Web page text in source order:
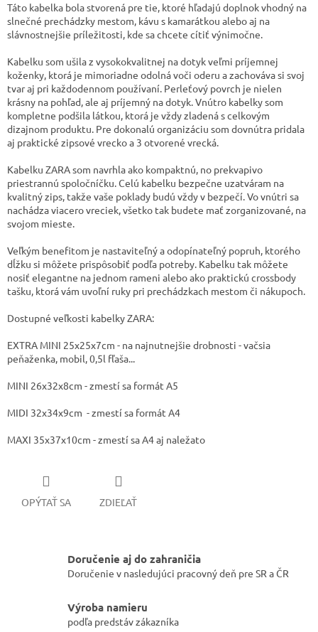
​Táto kabelka bola stvorená pre tie, ktoré hľadajú doplnok vhodný na
slnečné prechádzky mestom, kávu s kamarátkou alebo aj na
slávnostnejšie príležitosti, kde sa chcete cítiť výnimočne.
Kabelku som ušila z vysokokvalitnej na dotyk veľmi príjemnej
koženky, ktorá je mimoriadne odolná voči oderu a zachováva si svoj
tvar aj pri každodennom používaní. Perleťový povrch je nielen
krásny na pohľad, ale aj príjemný na dotyk. Vnútro kabelky som
kompletne podšila látkou, ktorá je vždy zladená s celkovým
dizajnom produktu. Pre dokonalú organizáciu som dovnútra pridala
aj praktické zipsové vrecko a 3 otvorené vrecká.
​Kabelku ZARA som navrhla ako kompaktnú, no prekvapivo
priestrannú spoločníčku. Celú kabelku bezpečne uzatváram na
kvalitný zips, takže vaše poklady budú vždy v bezpečí. Vo vnútri sa
nachádza viacero vreciek, všetko tak budete mať zorganizované, na
svojom mieste.
​Veľkým benefitom je nastaviteľný a odopínateľný popruh, ktorého
dĺžku si môžete prispôsobiť podľa potreby. Kabelku tak môžete
nosiť elegantne na jednom rameni alebo ako praktickú crossbody
tašku, ktorá vám uvoľní ruky pri prechádzkach mestom či nákupoch.
Dostupné veľkosti kabelky ZARA:
EXTRA MINI 25x25x7cm - na najnutnejšie drobnosti - vačsia
peňaženka, mobil, 0,5l fľaša...
MINI 26x32x8cm - zmestí sa formát A5
MIDI 32x34x9cm - zmestí sa formát A4
MAXI 35x37x10cm - zmestí sa A4 aj naležato
OPÝTAŤ SA ZDIEĽAŤ
Doručenie aj do zahraničia
Doručenie v nasledujúci pracovný deň pre SR a ČR
Výroba namieru
podľa predstáv zákazníka